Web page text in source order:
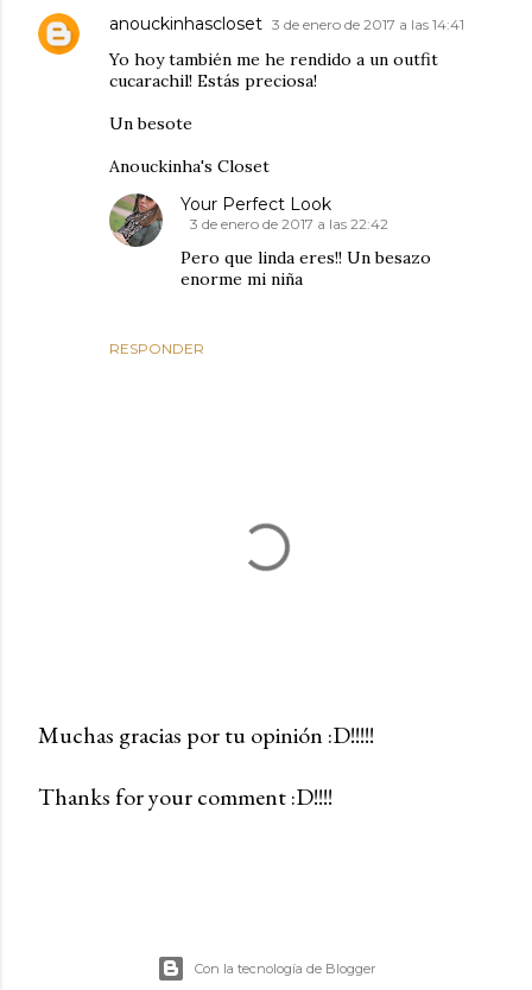
anouckinhascloset 3 de enero de 2017 a las 14:41
Yo hoy también me he rendido a un outfit
cucarachil! Estás preciosa!
Un besote
Anouckinha's Closet
RESPONDER
Your Perfect Look
3 de enero de 2017 a las 22:42
Pero que linda eres!! Un besazo
enorme mi niña
u
Muchas gracias por tu opinión :D!!!!!
Thanks for your comment :D!!!!
Con la tecnología de Blogger